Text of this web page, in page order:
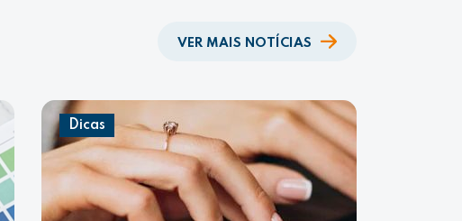
VER MAIS NOTÍCIAS
Dicas